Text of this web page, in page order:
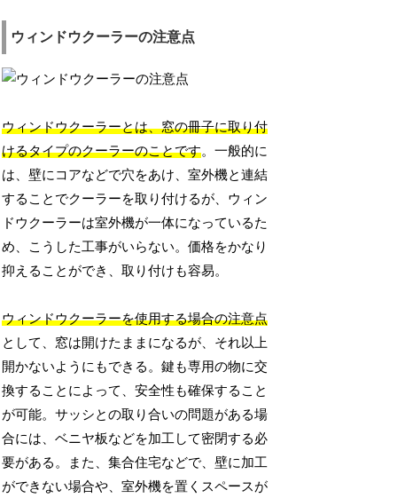
ウィンドウクーラーの注意点
ウィンドウクーラーとは、窓の冊子に取り付
けるタイプのクーラーのことです。一般的に
は、壁にコアなどで穴をあけ、室外機と連結
することでクーラーを取り付けるが、ウィン
ドウクーラーは室外機が一体になっているた
め、こうした工事がいらない。価格をかなり
抑えることができ、取り付けも容易。
ウィンドウクーラーを使用する場合の注意点
として、窓は開けたままになるが、それ以上
開かないようにもできる。鍵も専用の物に交
換することによって、安全性も確保すること
が可能。サッシとの取り合いの問題がある場
合には、ベニヤ板などを加工して密閉する必
要がある。また、集合住宅などで、壁に加工
ができない場合や、室外機を置くスペースが